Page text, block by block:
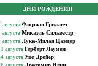
ДНИ РОЖДЕНИЯ